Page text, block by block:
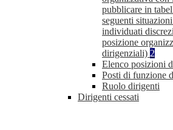
pubblicare in
seguenti
individuati
posizione
dirigenziali) 2
Elenco posizioni
Posti di funzione
Ruolo dirigenti
Dirigenti cessati